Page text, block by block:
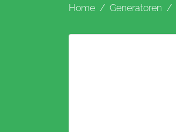
Home Generatoren